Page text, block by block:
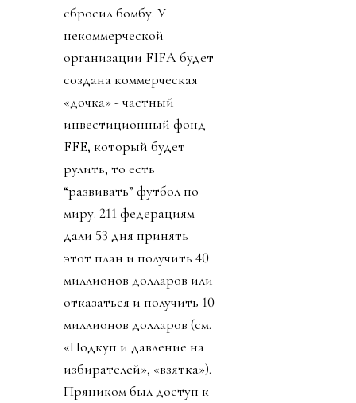
сбросил бомбу. У
некоммерческой
организации FIFA будет
создана коммерческая
«дочка» - частный
инвестиционный фонд
FFE, который будет
рулить, то есть
“развивать” футбол по
миру. 211 федерациям
дали 53 дня принять
этот план и получить 40
миллионов долларов или
отказаться и получить 10
миллионов долларов (см.
«Подкуп и давление на
избирателей», «взятка»).
Пряником был доступ к